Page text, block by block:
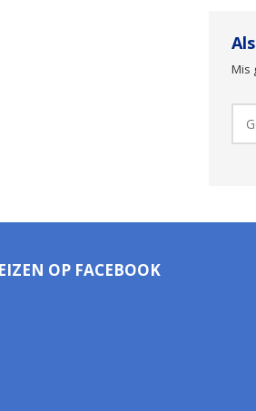
Mis
OP FACEBOOK